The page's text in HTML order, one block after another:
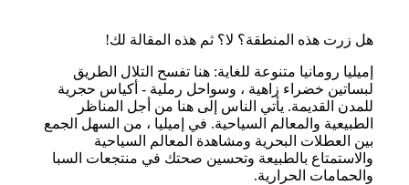
هل زرت هذه المنطقة؟ لا؟ ثم هذه المقالة لك!
إميليا رومانيا متنوعة للغاية: هنا تفسح التلال الطريق
لبساتين خضراء زاهية ، وسواحل رملية - أكياس حجرية
للمدن القديمة. يأتي الناس إلى هنا من أجل المناظر
الطبيعية والمعالم السياحية. في إميليا ، من السهل الجمع
بين العطلات البحرية ومشاهدة المعالم السياحية
والاستمتاع بالطبيعة وتحسين صحتك في منتجعات السبا
والحمامات الحرارية.